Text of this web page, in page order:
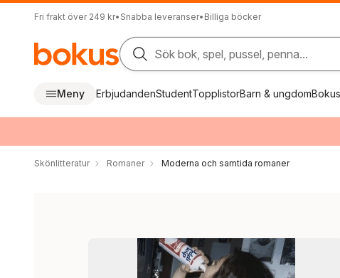
Fri frakt över 249 kr• Snabba leveranser• Billiga böcker
Sök bok, spel, pussel, penna...
Meny ErbjudandenStudentTopplistorBarn & ungdom
Skönlitteratur Romaner Moderna och samtida romaner